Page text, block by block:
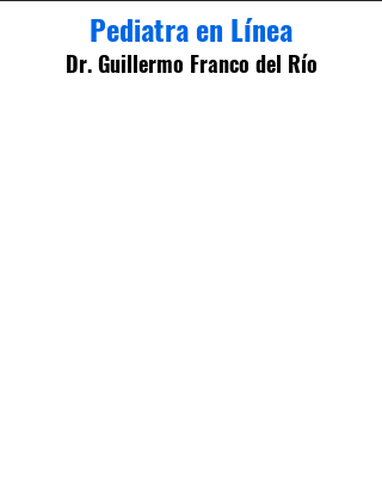
Pediatra en Línea
Dr. Guillermo Franco del Río